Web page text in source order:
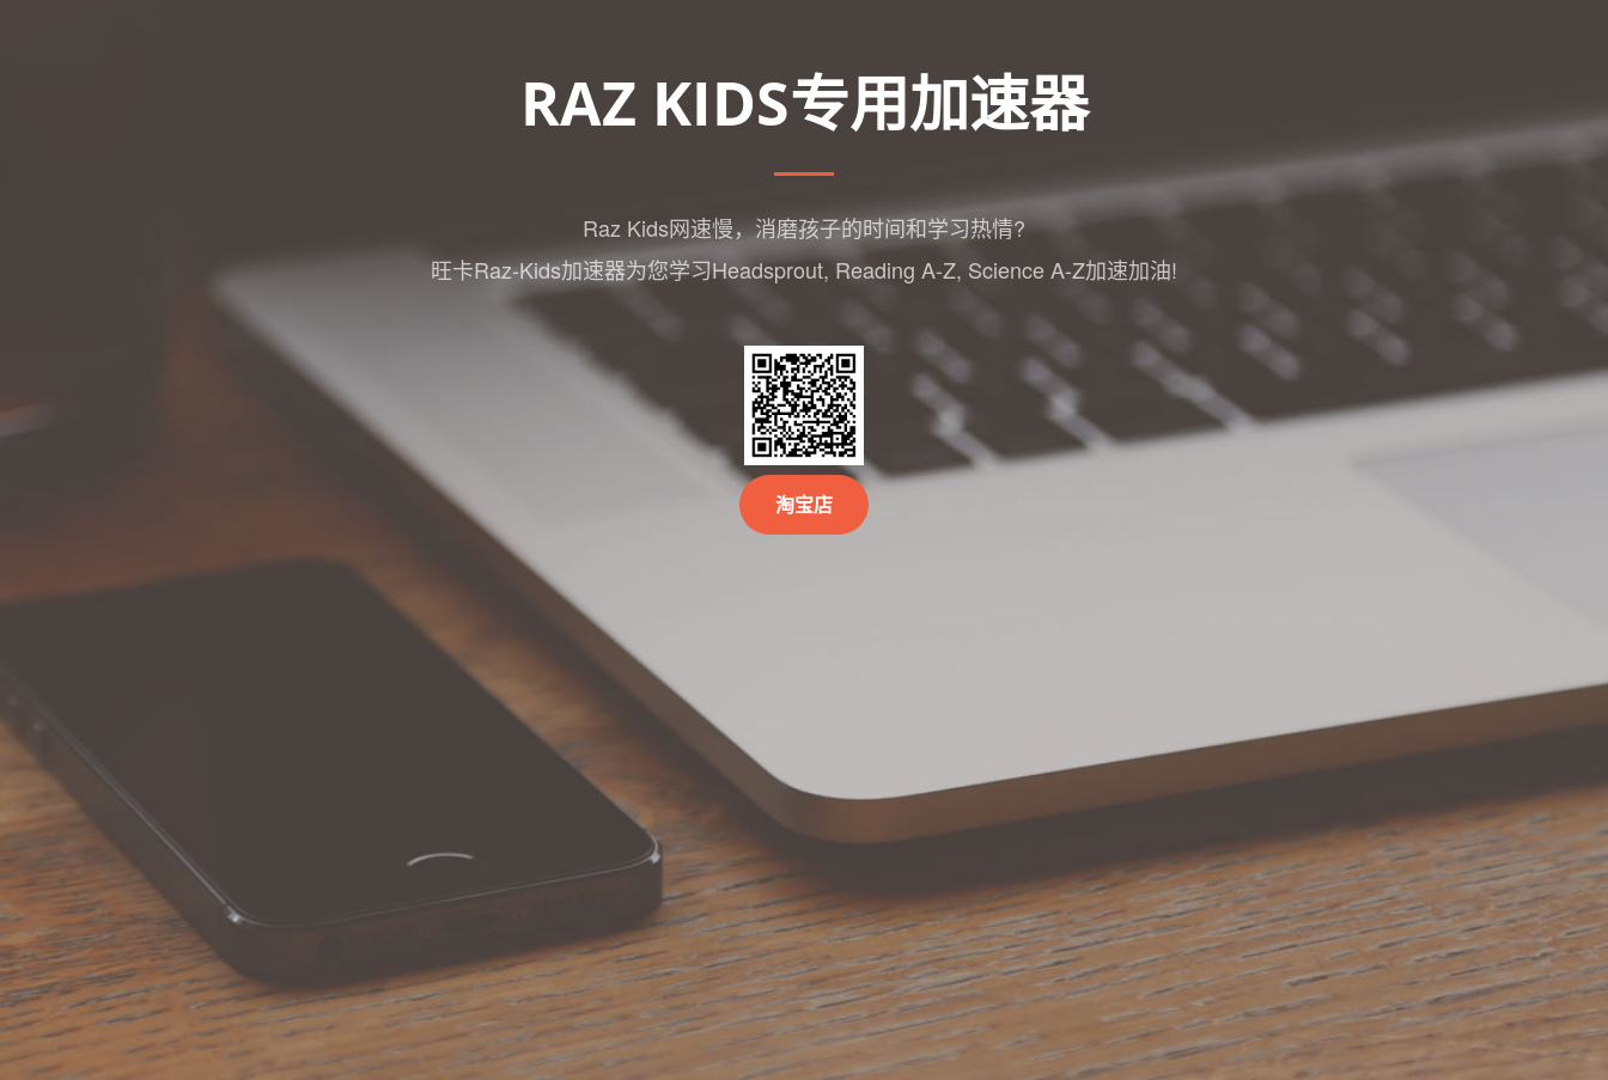
RAZ KIDS专用加速器
Raz Kids网速慢，消磨孩子的时间和学习热情?
旺卡Raz-Kids加速器为您学习Headsprout, Reading A-Z, Science A-Z加速加油!
淘宝店